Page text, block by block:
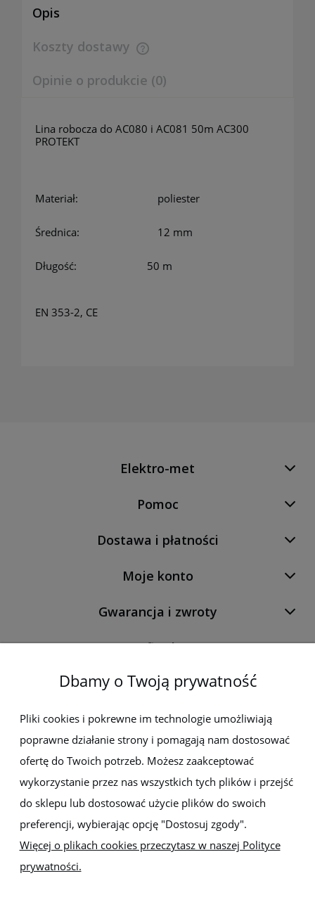
Opis
Koszty dostawy
Cena nie zawiera ewentualnych kosztów płatności
Opinie o produkcie (0)
Lina robocza do AC080 i AC081 50m AC300
PROTEKT
Materiał: poliester
Średnica: 12 mm
Długość: 50 m
EN 353-2, CE
Elektro-met
Pomoc
Dostawa i płatności
Moje konto
Gwarancja i zwroty
O firmie
Newsletter
Zapisz się do newslettera, aby być na bieżąco z nowościami i
promocjami
Dbamy o Twoją prywatność
Pliki cookies i pokrewne im technologie umożliwiają
poprawne działanie strony i pomagają nam dostosować
ofertę do Twoich potrzeb. Możesz zaakceptować
wykorzystanie przez nas wszystkich tych plików i przejść
do sklepu lub dostosować użycie plików do swoich
preferencji, wybierając opcję "Dostosuj zgody".
Więcej o plikach cookies przeczytasz w naszej Polityce
prywatności.